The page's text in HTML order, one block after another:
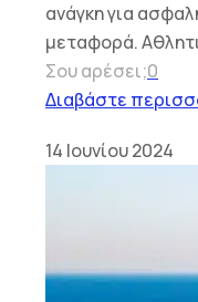
ανάγκη για
μεταφορά.
Σου αρέσει;0
Διαβάστε
14 Ιουνίου 2024